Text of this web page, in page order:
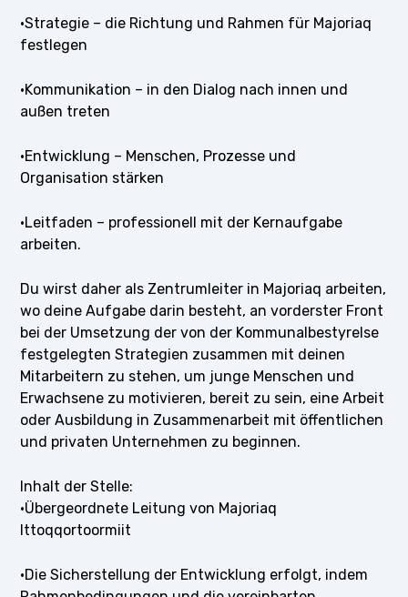
·Strategie – die Richtung und Rahmen für Majoriaq
festlegen
·Kommunikation – in den Dialog nach innen und
außen treten
·Entwicklung – Menschen, Prozesse und
Organisation stärken
·Leitfaden – professionell mit der Kernaufgabe
arbeiten.
Du wirst daher als Zentrumleiter in Majoriaq arbeiten,
wo deine Aufgabe darin besteht, an vorderster Front
bei der Umsetzung der von der Kommunalbestyrelse
festgelegten Strategien zusammen mit deinen
Mitarbeitern zu stehen, um junge Menschen und
Erwachsene zu motivieren, bereit zu sein, eine Arbeit
oder Ausbildung in Zusammenarbeit mit öffentlichen
und privaten Unternehmen zu beginnen.
Inhalt der Stelle:
·Übergeordnete Leitung von Majoriaq
Ittoqqortoormiit
·Die Sicherstellung der Entwicklung erfolgt, indem